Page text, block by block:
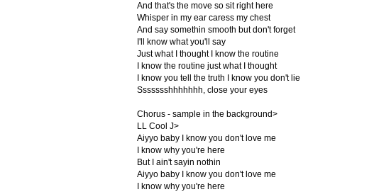
And that's the move so sit right here
Whisper in my ear caress my chest
And say somethin smooth but don't forget
I'll know what you'll say
Just what I thought I know the routine
I know the routine just what I thought
I know you tell the truth I know you don't lie
Ssssssshhhhhhh, close your eyes
Chorus - sample in the background>
LL Cool J>
Aiyyo baby I know you don't love me
I know why you're here
But I ain't sayin nothin
Aiyyo baby I know you don't love me
I know why you're here